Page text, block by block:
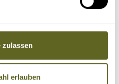
zulassen
erlauben
(6.893 METER)
m)
und modernes Santiago de Chile